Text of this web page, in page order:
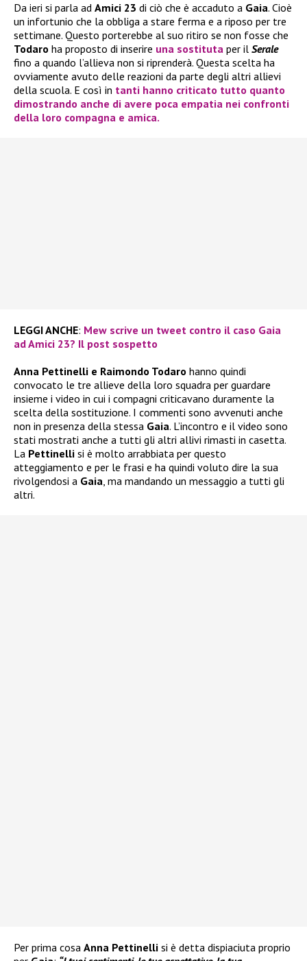
Da ieri si parla ad Amici 23 di ciò che è accaduto a Gaia. Cioè
un infortunio che la obbliga a stare ferma e a riposo per tre
settimane. Questo porterebbe al suo ritiro se non fosse che
Todaro ha proposto di inserire una sostituta per il Serale
fino a quando l’allieva non si riprenderà. Questa scelta ha
ovviamente avuto delle reazioni da parte degli altri allievi
della scuola. E così in tanti hanno criticato tutto quanto
dimostrando anche di avere poca empatia nei confronti
della loro compagna e amica.
LEGGI ANCHE: Mew scrive un tweet contro il caso Gaia
ad Amici 23? Il post sospetto
Anna Pettinelli e Raimondo Todaro hanno quindi
convocato le tre allieve della loro squadra per guardare
insieme i video in cui i compagni criticavano duramente la
scelta della sostituzione. I commenti sono avvenuti anche
non in presenza della stessa Gaia. L’incontro e il video sono
stati mostrati anche a tutti gli altri allivi rimasti in casetta.
La Pettinelli si è molto arrabbiata per questo
atteggiamento e per le frasi e ha quindi voluto dire la sua
rivolgendosi a Gaia, ma mandando un messaggio a tutti gli
altri.
Per prima cosa Anna Pettinelli si è detta dispiaciuta proprio